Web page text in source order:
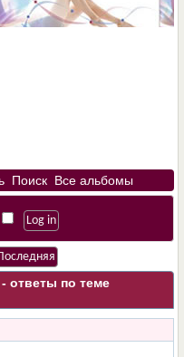
Поиск Все альбомы
ответы по теме